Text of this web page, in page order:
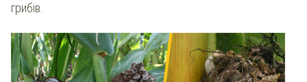
грибів.